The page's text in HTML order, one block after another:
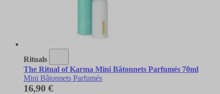
Rituals
The Ritual of Karma Mini Bâtonnets Parfumés 70ml
Mini Bâtonnets Parfumés
16,90 €